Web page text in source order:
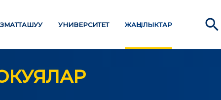
УНИВЕРСИТЕТ ЖАҢЫЛЫКТАР search